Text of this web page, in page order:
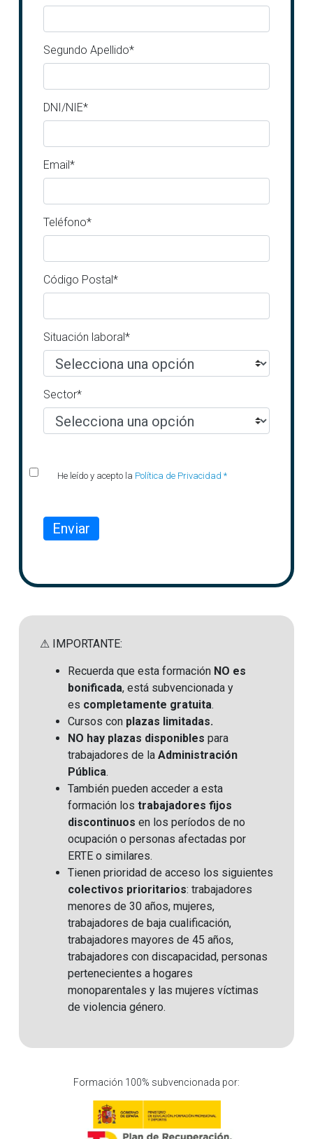
Segundo Apellido*
DNI/NIE*
Email*
Teléfono*
Código Postal*
Situación laboral*
Sector*
He leído y acepto la Política de Privacidad *
Enviar
⚠ IMPORTANTE:
Recuerda que esta formación NO es
bonificada, está subvencionada y
es completamente gratuita.
Cursos con plazas limitadas.
NO hay plazas disponibles para
trabajadores de la Administración
Pública.
También pueden acceder a esta
formación los trabajadores fijos
discontinuos en los períodos de no
ocupación o personas afectadas por
ERTE o similares.
Tienen prioridad de acceso los siguientes
colectivos prioritarios: trabajadores
menores de 30 años, mujeres,
trabajadores de baja cualificación,
trabajadores mayores de 45 años,
trabajadores con discapacidad, personas
pertenecientes a hogares
monoparentales y las mujeres víctimas
de violencia género.
Formación 100% subvencionada por: